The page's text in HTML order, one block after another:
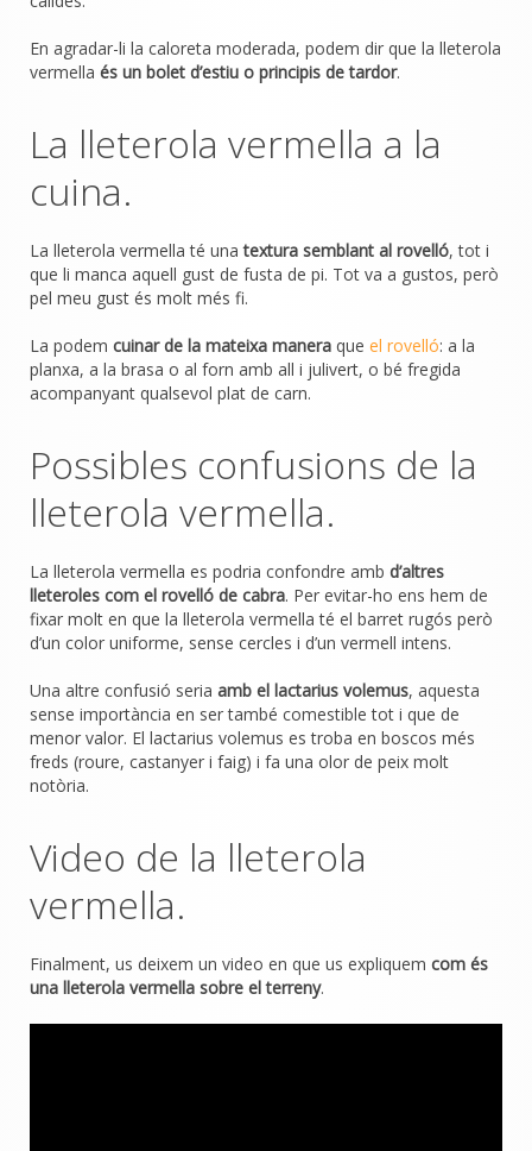
En agradar-li la caloreta moderada, podem dir que la lleterola
vermella és un bolet d’estiu o principis de tardor.
La lleterola vermella a la
cuina.
La lleterola vermella té unatextura semblant al rovelló, tot i
que li manca aquell gust de fusta de pi. Tot va a gustos, però
pel meu gust és molt més fi.
La podem cuinar de la mateixa manera que el rovelló: a la
planxa, a la brasa o al forn amb all i julivert, o bé fregida
acompanyant qualsevol plat de carn.
Possibles confusions de la
lleterola vermella.
La lleterola vermella es podria confondre amb d’altres
lleteroles com el rovelló de cabra. Per evitar-ho ens hem de
fixar molt en que la lleterola vermella té el barret rugós però
d’un color uniforme, sense cercles i d’un vermell intens.
Una altre confusió seria amb el lactarius volemus, aquesta
sense importància en ser també comestible tot i que de
menor valor. El lactarius volemus es troba en boscos més
freds (roure, castanyer i faig) i fa una olor de peix molt
notòria.
Video de la lleterola
vermella.
Finalment, us deixem un video en que us expliquem com és
una lleterola vermella sobre el terreny.